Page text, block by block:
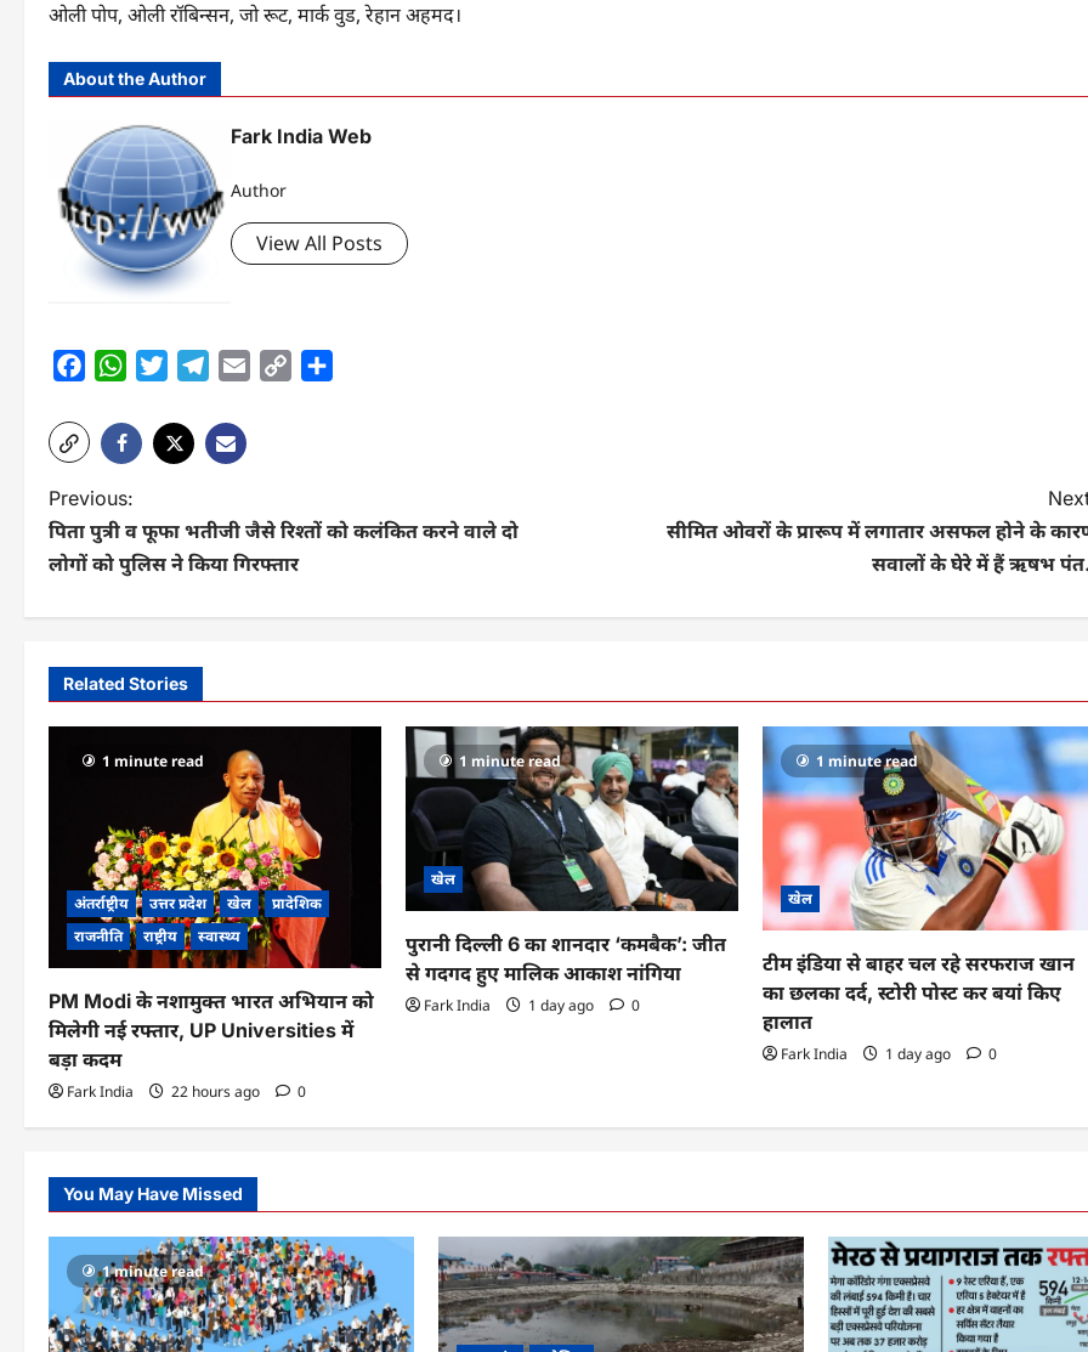
ओली पोप, ओली रॉबिन्सन, जो रूट, मार्क वुड, रेहान अहमद।
About the Author
Fark India Web
Author
View All Posts
FacebookWhatsAppTwitterTelegram
Email
Copy
P
o
n
a
o
n
Previous:
पिता पुत्री व फूफा भतीजी जैसे रिश्तों को कलंकित करने वाले दो
लोगों को पुलिस ने किया गिरफ्तार
सीमित ओवरों के प्रारूप में लगातार असफल होने के
सवालों के घेरे में हैं ऋषभ
Related Stories
1 minute read
अंतर्राष्ट्रीय उत्तर प्रदेश खेल
प्रादेशिक
राजनीति
राष्ट्रीय स्वास्थ्य
PM Modi के नशामुक्त भारत अभियान को
मिलेगी नई रफ्तार, UP Universities में
बड़ा कदम
Fark India 22 hours ago 0
1 minute read
खेल
पुरानी दिल्ली 6 का शानदार ‘कमबैक’: जीत
से गदगद हुए मालिक आकाश नांगिया
Fark India 1 day ago 0
1 minute read
खेल
टीम इंडिया से बाहर चल रहे सरफराज खान
का छलका दर्द, स्टोरी पोस्ट कर बयां किए
हालात
Fark India 1 day ago 0
You May Have Missed
1 minute read